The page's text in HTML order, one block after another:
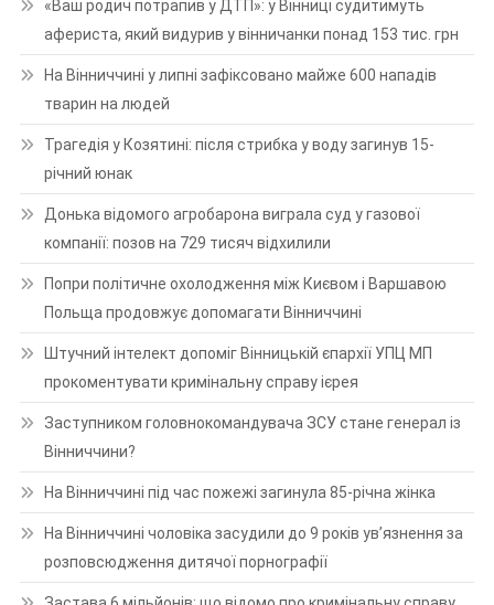
«Ваш родич потрапив у ДТП»: у Вінниці судитимуть
афериста, який видурив у вінничанки понад 153 тис. грн
На Вінниччині у липні зафіксовано майже 600 нападів
тварин на людей
Трагедія у Козятині: після стрибка у воду загинув 15-
річний юнак
Донька відомого агробарона виграла суд у газової
компанії: позов на 729 тисяч відхилили
Попри політичне охолодження між Києвом і Варшавою
Польща продовжує допомагати Вінниччині
Штучний інтелект допоміг Вінницькій єпархії УПЦ МП
прокоментувати кримінальну справу ієрея
Заступником головнокомандувача ЗСУ стане генерал із
Вінниччини?
На Вінниччині під час пожежі загинула 85-річна жінка
На Вінниччині чоловіка засудили до 9 років ув’язнення за
розповсюдження дитячої порнографії